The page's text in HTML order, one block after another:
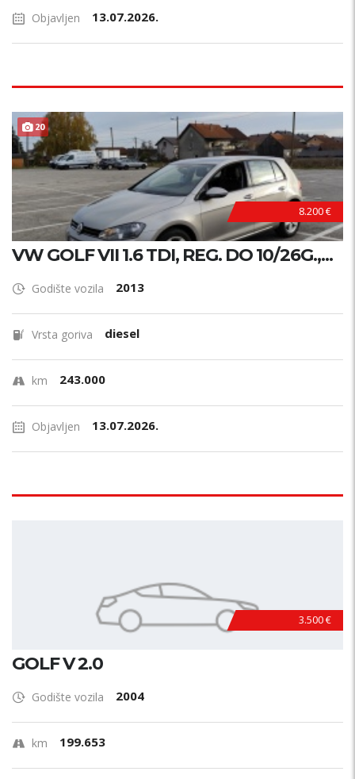
Objavljen 13.07.2026.
20
8.200 €
VW GOLF VII 1.6 TDI, REG. DO 10/26G.,...
Godište vozila 2013
Vrsta goriva diesel
km 243.000
Objavljen 13.07.2026.
3.500 €
GOLF V 2.0
Godište vozila 2004
km 199.653